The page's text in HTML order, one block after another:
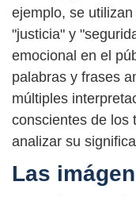
ejemplo, se
"justicia" y
emocional en el
palabras y frases
múltiples
conscientes de los
analizar su
Las